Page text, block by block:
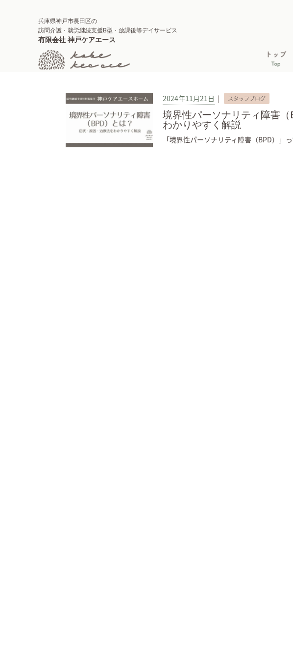
兵庫県神戸市長田区の
訪問介護・就労継続支援B型・放課後等デイサービス
有限会社 神戸ケアエース
2024年11月21日 | スタッフブログ
境界性パーソナリティ障害
わかりやすく解説
「境界性パーソナリティ障害（BPD）」